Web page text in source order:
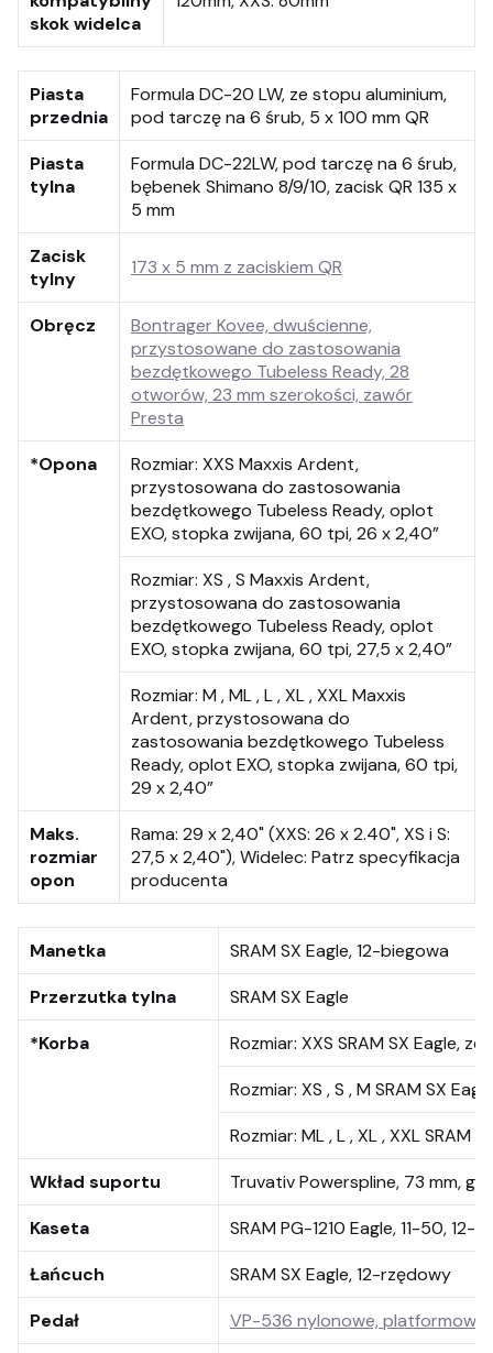
skok widelca
Piasta
przednia
Formula DC-20 LW, ze stopu aluminium,
pod tarczę na 6 śrub, 5 x 100 mm QR
Piasta
tylna
Formula DC-22LW, pod tarczę na 6 śrub,
bębenek Shimano 8/9/10, zacisk QR 135 x
5 mm
Zacisk
tylny
173 x 5 mm z zaciskiem QR
Obręcz
Bontrager Kovee, dwuścienne,
przystosowane do zastosowania
bezdętkowego Tubeless Ready, 28
otworów, 23 mm szerokości, zawór
Presta
*Opona
Rozmiar: XXS Maxxis Ardent,
przystosowana do zastosowania
bezdętkowego Tubeless Ready, oplot
EXO, stopka zwijana, 60 tpi, 26 x 2,40”
Rozmiar: XS , S Maxxis Ardent,
przystosowana do zastosowania
bezdętkowego Tubeless Ready, oplot
EXO, stopka zwijana, 60 tpi, 27,5 x 2,40”
Rozmiar: M , ML , L , XL , XXL Maxxis
Ardent, przystosowana do
zastosowania bezdętkowego Tubeless
Ready, oplot EXO, stopka zwijana, 60 tpi,
29 x 2,40”
Maks.
rozmiar
opon
Rama: 29 x 2,40" (XXS: 26 x 2.40", XS i S:
27,5 x 2,40"), Widelec: Patrz specyfikacja
producenta
Manetka
SRAM SX Eagle, 12-biegowa
Przerzutka tylna
SRAM SX Eagle
*Korba
Rozmiar: XXS SRAM SX Eagle,
Rozmiar: XS , S , M SRAM SX
Rozmiar: ML , L , XL , XXL SRAM
Wkład suportu
Truvativ Powerspline, 73 mm,
Kaseta
SRAM PG-1210 Eagle, 11-50, 12-
Łańcuch
SRAM SX Eagle, 12-rzędowy
Pedał
VP-536 nylonowe, platformowe